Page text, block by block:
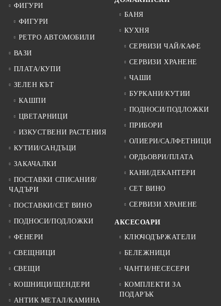
ФИГУРИ
ФИГУРИ
РЕТРО АВТОМОБИЛИ
ВАЗИ
ПЛАТА/КУПИ
ЗЕЛЕН КЪТ
КАШПИ
ЦВЕТАРНИЦИ
ИЗКУСТВЕНИ РАСТЕНИЯ
КУТИИ/САНДЪЦИ
ЗАКАЧАЛКИ
ПОСТАВКИ СПИСАНИЯ/
ЧАДЪРИ
ПОСТАВКИ/СЕТ ВИНО
ПОДНОСИ/ПОДЛОЖКИ
ФЕНЕРИ
СВЕЩНИЦИ
СВЕЩИ
КОШНИЦИ/ЩЕНДЕРИ
АНТИК МЕТАЛ/КАМИНА
БАНЯ
КУХНЯ
СЕРВИЗИ ЧАЙ/КАФЕ
СЕРВИЗИ ХРАНЕНЕ
ЧАШИ
БУРКАНИ/КУТИИ
ПОДНОСИ/ПОДЛОЖКИ
ПРИБОРИ
ОЛИЕРИ/САЛФЕТНИЦИ
ОРДЬОВРИ/ПЛАТА
КАНИ/ДЕКАНТЕРИ
СЕТ ВИНО
СЕРВИЗИ ХРАНЕНЕ
АКСЕСОАРИ
КЛЮЧОДЪРЖАТЕЛИ
БЕЛЕЖНИЦИ
ЧАНТИ/НЕСЕСЕРИ
КОМПЛЕКТИ ЗА
ПОДАРЪК